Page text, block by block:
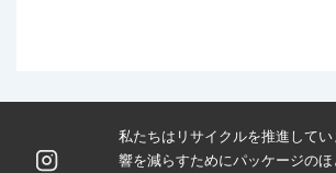
私たちはリサイクルを推進して
響を減らすためにパッケージの